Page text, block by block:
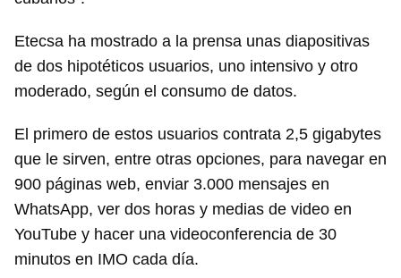
Etecsa ha mostrado a la prensa unas diapositivas
de dos hipotéticos usuarios, uno intensivo y otro
moderado, según el consumo de datos.
El primero de estos usuarios contrata 2,5 gigabytes
que le sirven, entre otras opciones, para navegar en
900 páginas web, enviar 3.000 mensajes en
WhatsApp, ver dos horas y medias de video en
YouTube y hacer una videoconferencia de 30
minutos en IMO cada día.